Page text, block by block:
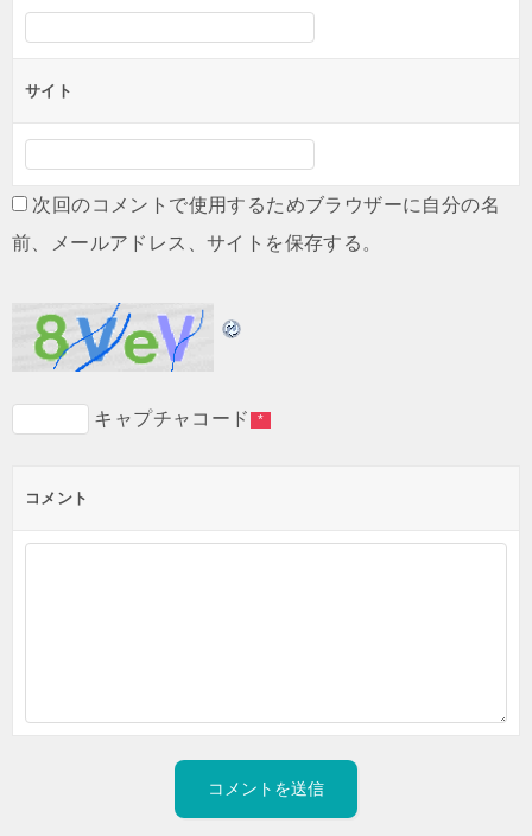
サイト
次回のコメントで使用するためブラウザーに自分の名
前、メールアドレス、サイトを保存する。
キャプチャコード *
コメント